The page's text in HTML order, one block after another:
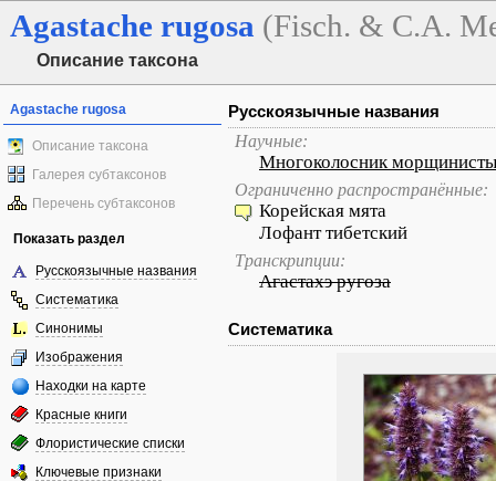
Agastache rugosa (Fisch. & C.A.
Описание таксона
Agastache rugosa
Описание таксона
Галерея субтаксонов
Перечень субтаксонов
Показать раздел
Русскоязычные названия
Систематика
Синонимы
Изображения
Находки на карте
Красные книги
Флористические списки
Ключевые признаки
Русскоязычные названия
Научные:
Многоколосник
Ограниченно распространённые:
Корейская мята
Лофант тибетский
Транскрипции:
Агастахэ ругоза
Систематика